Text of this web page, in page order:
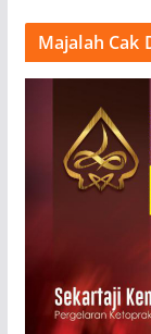
Majalah Cak